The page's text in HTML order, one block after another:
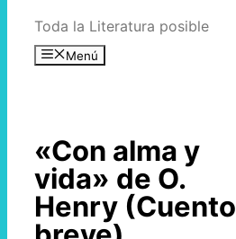
Toda la Literatura posible
Menú
«Con alma y
vida» de O.
Henry (Cuento